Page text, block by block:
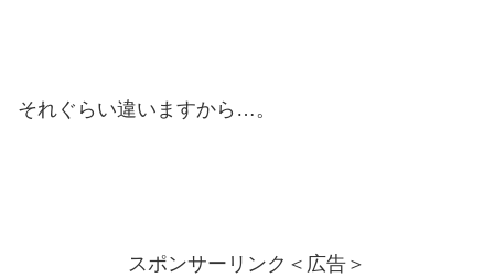
それぐらい違いますから…。
スポンサーリンク＜広告＞